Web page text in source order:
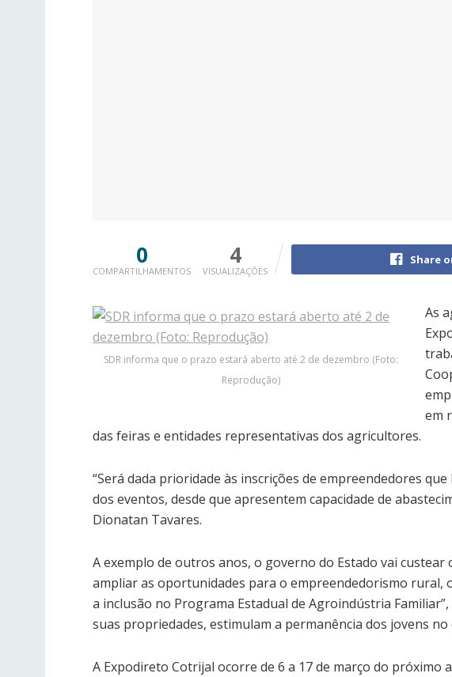
0
COMPARTILHAMENTOS
4
VISUALIZAÇÕES
Share
SDR informa que o prazo estará aberto até 2 de dezembro (Foto:
Reprodução)
As
em
das feiras e entidades representativas dos agricultores.
“Será dada prioridade às inscrições de empreendedores
dos eventos, desde que apresentem capacidade de
Dionatan Tavares.
A exemplo de outros anos, o governo do Estado vai custear
ampliar as oportunidades para o empreendedorismo
a inclusão no Programa Estadual de Agroindústria
suas propriedades, estimulam a permanência dos jovens
A Expodireto Cotrijal ocorre de 6 a 17 de março do próximo